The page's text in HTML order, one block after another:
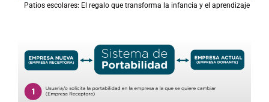
Patios escolares: El regalo que transforma la infancia y el aprendizaje